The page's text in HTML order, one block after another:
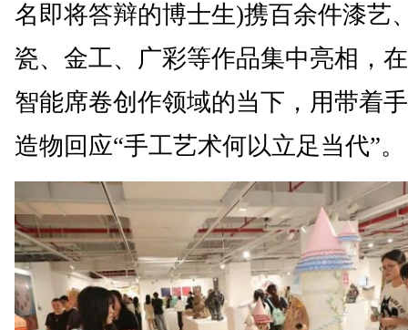
名即将答辩的博士生)携百余件漆艺
瓷、金工、广彩等作品集中亮相，
智能席卷创作领域的当下，用带着
造物回应“手工艺术何以立足当代”。